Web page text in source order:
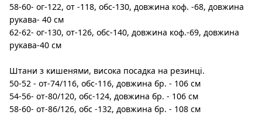
58-60- ог-122, от -118, обс-130, довжина коф. -68, довжина
рукава- 40 см
62-62- ог-130, от-126, обс-140, довжина коф.-69, довжина
рукава-40 см
Штани з кишенями, висока посадка на резинці.
50-52 - от-74/116, обс-116, довжина бр. - 106 см
54-56- от-80/120, обс-124, довжина бр. - 106 см
58-60- от-86/126, обс -132, довжина бр. - 108 см